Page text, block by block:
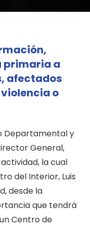
primaria a
afectados
o
Departamental y
General,
la cual
del Interior, Luis
desde la
que tendrá
Centro de